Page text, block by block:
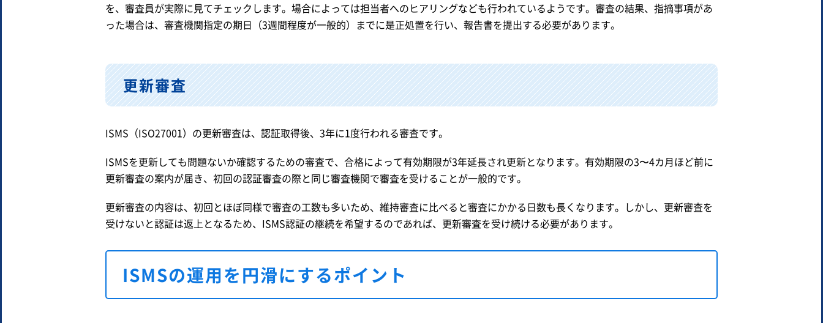
を、審査員が実際に見てチェックします。場合によっては担当者へのヒアリングなども行われているようです。審査の結果、指摘事項があ
った場合は、審査機関指定の期日（3週間程度が一般的）までに是正処置を行い、報告書を提出する必要があります。
更新審査
ISMS（ISO27001）の更新審査は、認証取得後、3年に1度行われる審査です。
ISMSを更新しても問題ないか確認するための審査で、合格によって有効期限が3年延長され更新となります。有効期限の3〜4カ月ほど前に
更新審査の案内が届き、初回の認証審査の際と同じ審査機関で審査を受けることが一般的です。
更新審査の内容は、初回とほぼ同様で審査の工数も多いため、維持審査に比べると審査にかかる日数も長くなります。しかし、更新審査を
受けないと認証は返上となるため、ISMS認証の継続を希望するのであれば、更新審査を受け続ける必要があります。
ISMSの運用を円滑にするポイント